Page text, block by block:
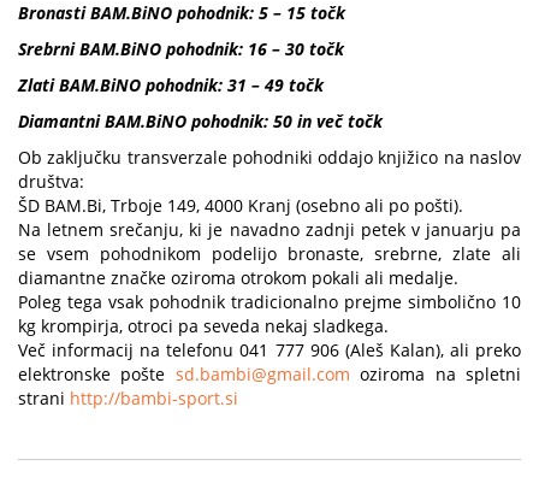
Bronasti BAM.BiNO pohodnik: 5 – 15 točk
Srebrni BAM.BiNO pohodnik: 16 – 30 točk
Zlati BAM.BiNO pohodnik: 31 – 49 točk
Diamantni BAM.BiNO pohodnik: 50 in več točk
Ob zaključku transverzale pohodniki oddajo knjižico na naslov
društva:
ŠD BAM.Bi, Trboje 149, 4000 Kranj (osebno ali po pošti).
Na letnem srečanju, ki je navadno zadnji petek v januarju pa
se vsem pohodnikom podelijo bronaste, srebrne, zlate ali
diamantne značke oziroma otrokom pokali ali medalje.
Poleg tega vsak pohodnik tradicionalno prejme simbolično 10
kg krompirja, otroci pa seveda nekaj sladkega.
Več informacij na telefonu 041 777 906 (Aleš Kalan), ali preko
elektronske pošte sd.bambi@gmail.com oziroma na spletni
strani http://bambi-sport.si